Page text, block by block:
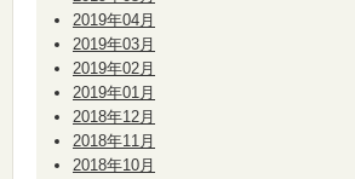
2019年04月
2019年03月
2019年02月
2019年01月
2018年12月
2018年11月
2018年10月